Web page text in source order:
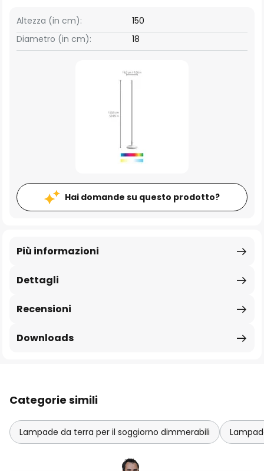
Altezza (in cm):
150
Diametro (in cm):
18
Hai domande su questo prodotto?
Dettagli
Più informazioni
Recensioni
Downloads
Categorie simili
Lampade da terra per il soggiorno dimmerabili